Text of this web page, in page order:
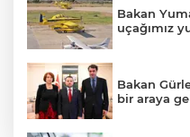
Bakan
uçağımız
Bakan
bir araya